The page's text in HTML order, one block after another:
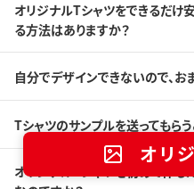
オリ
オリジナルTシャツをできるだけ
る方法はありますか？
自分でデザインできないので、お
Tシャツのサンプルを送ってもら
オリジナルTシャツを初めて作る